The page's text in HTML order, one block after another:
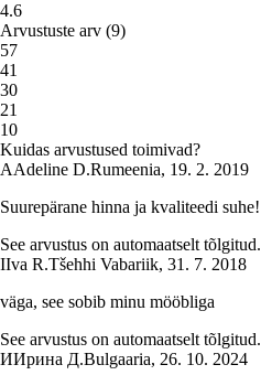
4.6
Arvustuste arv (9)
57
41
30
21
10
Kuidas arvustused toimivad?
AAdeline D.Rumeenia, 19. 2. 2019
Suurepärane hinna ja kvaliteedi suhe!
See arvustus on automaatselt tõlgitud.
IIva R.Tšehhi Vabariik, 31. 7. 2018
väga, see sobib minu mööbliga
See arvustus on automaatselt tõlgitud.
ИИрина Д.Bulgaaria, 26. 10. 2024